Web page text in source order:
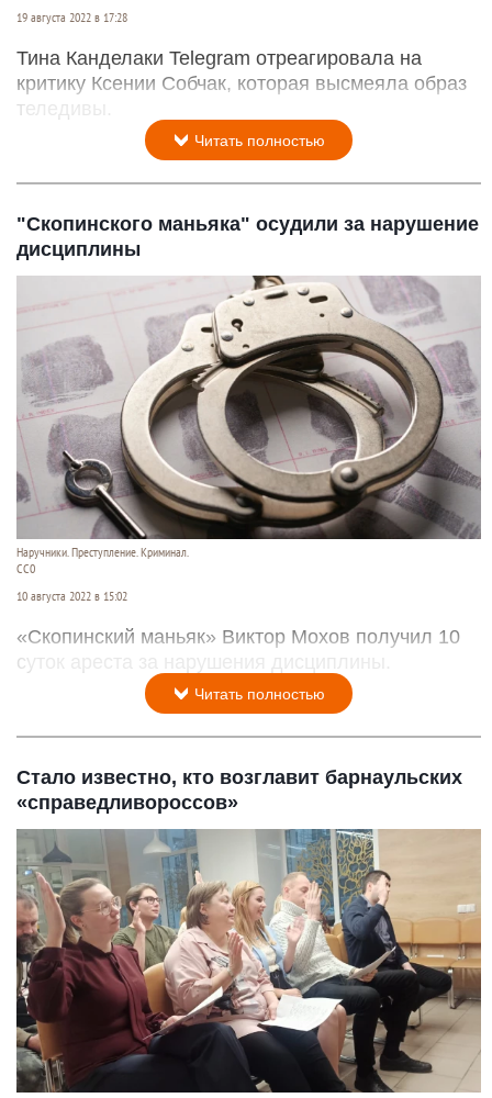
19 августа 2022 в 17:28
Тина Канделаки Telegram отреагировала на
критику Ксении Собчак, которая высмеяла образ
теледивы.
Читать полностью
"Скопинского маньяка" осудили за нарушение
дисциплины
Наручники. Преступление. Криминал.
CC0
10 августа 2022 в 15:02
«Скопинский маньяк» Виктор Мохов получил 10
суток ареста за нарушения дисциплины.
Читать полностью
Стало известно, кто возглавит барнаульских
«справедливороссов»